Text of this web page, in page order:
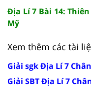
Địa Lí 7 Bài 14:
Mỹ
Xem thêm các tài
Giải sgk Địa Lí 7
Giải SBT Địa Lí 7